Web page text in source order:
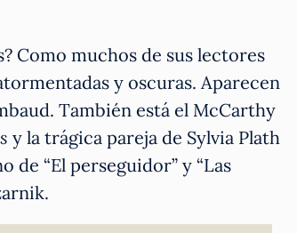
Como muchos de sus lectores
y oscuras. Aparecen
También está el McCarthy
y la trágica pareja de Sylvia Plath
de “El perseguidor” y “Las